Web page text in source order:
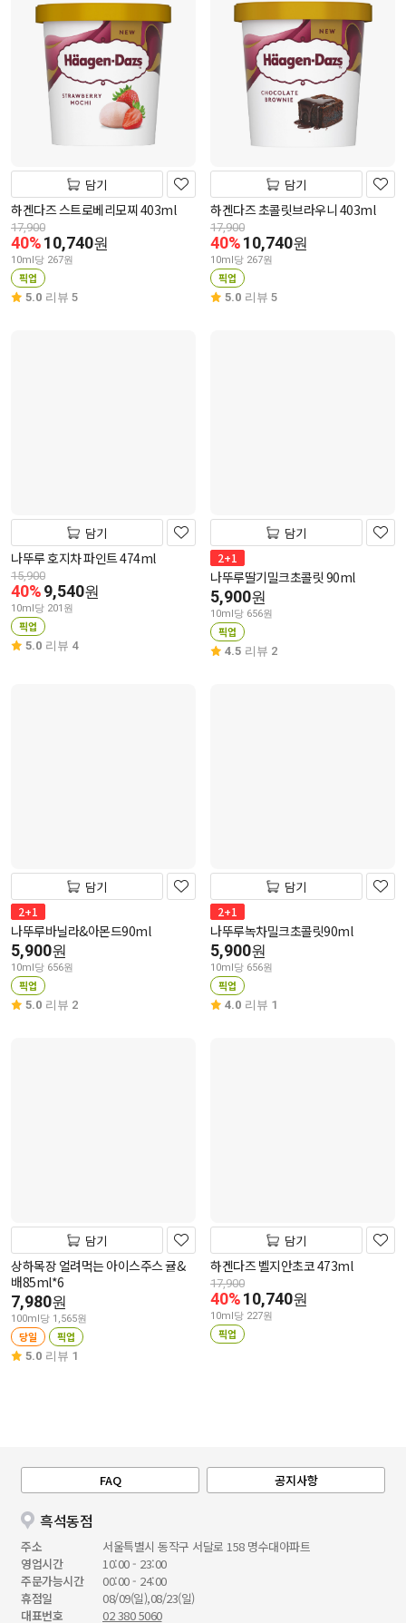
담기
하겐다즈 스트로베리모찌 403ml
17,900
40%10,740원
10ml당 267원
픽업
5.0 리뷰 5
담기
하겐다즈 초콜릿브라우니 403ml
17,900
40%10,740원
10ml당 267원
픽업
5.0 리뷰 5
담기
나뚜루 호지차 파인트 474ml
15,900
40%9,540원
10ml당 201원
픽업
5.0 리뷰 4
담기
2+1
나뚜루딸기밀크초콜릿 90ml
5,900원
10ml당 656원
픽업
4.5 리뷰 2
담기
2+1
나뚜루바닐라&아몬드90ml
5,900원
10ml당 656원
픽업
5.0 리뷰 2
담기
2+1
나뚜루녹차밀크초콜릿90ml
5,900원
10ml당 656원
픽업
4.0 리뷰 1
담기
상하목장 얼려먹는 아이스주스 귤&
배85ml*6
7,980원
100ml당 1,565원
당일 픽업
5.0 리뷰 1
담기
하겐다즈 벨지안초코 473ml
17,900
40%10,740원
10ml당 227원
픽업
FAQ 공지사항
흑석동점
주소
서울특별시 동작구 서달로 158 명수대아파트
영업시간
10:00 - 23:00
주문가능시간
00:00 - 24:00
휴점일
08/09(일),08/23(일)
대표번호
02 380 5060